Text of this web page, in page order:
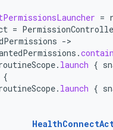
=
=
-
.
. launch {
{
. launch {